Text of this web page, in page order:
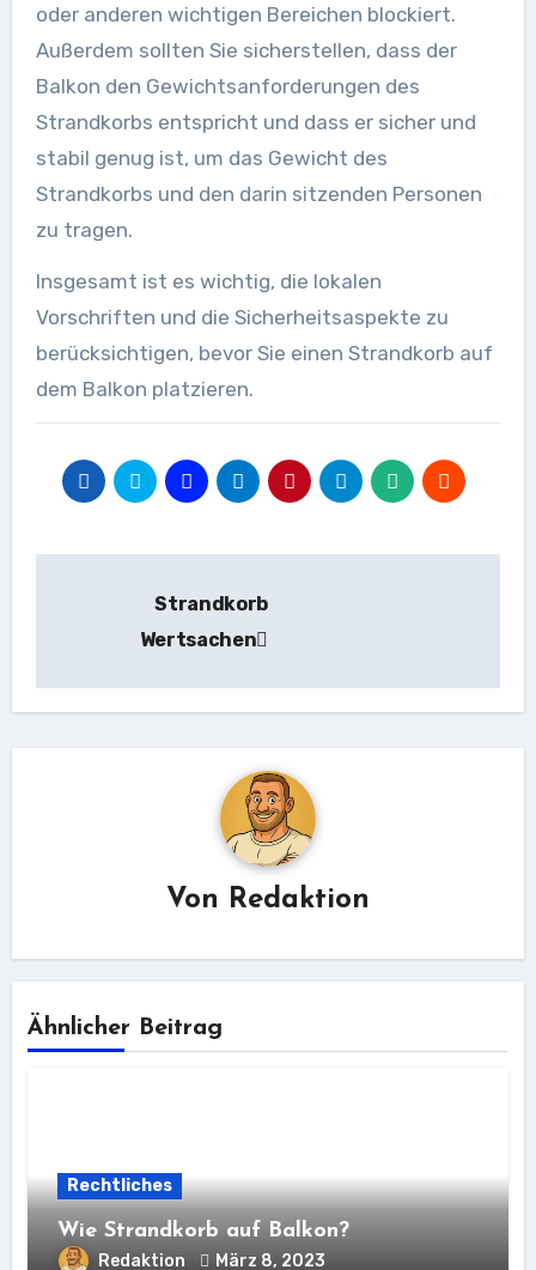
oder anderen wichtigen Bereichen blockiert.
Außerdem sollten Sie sicherstellen, dass der
Balkon den Gewichtsanforderungen des
Strandkorbs entspricht und dass er sicher und
stabil genug ist, um das Gewicht des
Strandkorbs und den darin sitzenden Personen
zu tragen.
Insgesamt ist es wichtig, die lokalen
Vorschriften und die Sicherheitsaspekte zu
berücksichtigen, bevor Sie einen Strandkorb auf
dem Balkon platzieren.
Strandkorb
Wertsachen
Von Redaktion
Ähnlicher Beitrag
Rechtliches
Wie Strandkorb auf Balkon?
Redaktion März 8, 2023